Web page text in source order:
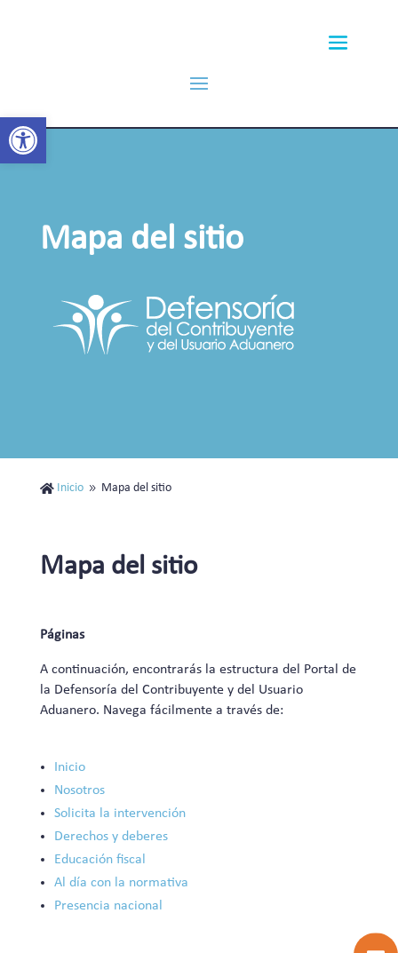
Abrir barra de herramientas
Mapa del sitio
 Inicio 9 Mapa del sitio
Mapa del sitio
Páginas
A continuación, encontrarás la estructura del Portal de
la Defensoría del Contribuyente y del Usuario
Aduanero. Navega fácilmente a través de:
Inicio
Nosotros
Solicita la intervención
Derechos y deberes
Educación fiscal
Al día con la normativa
Presencia nacional